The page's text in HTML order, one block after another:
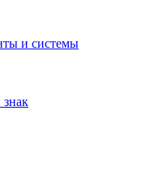
и системы